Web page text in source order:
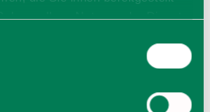
Ihrer Nutzung der Dienste
Webseite weiterhin nutzen.
sowie Urlaubszeiten erfahren Sie
Telefonnummer!